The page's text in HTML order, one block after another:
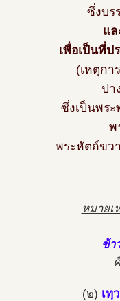
ซึ่งบร
แล
เพื่อเป็นที่ป
(เหตุกา
ปา
ซึ่งเป็นพร
พ
พระหัตถ์ขว
หมายเ
ข้า
(๒) เทฺ